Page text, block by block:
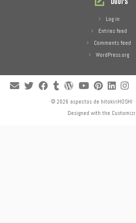
Log in
Entries feed
Comments feed
WordPress.org
· © 2026 aspectos de hitokiriHOSHI ·
Designed with the